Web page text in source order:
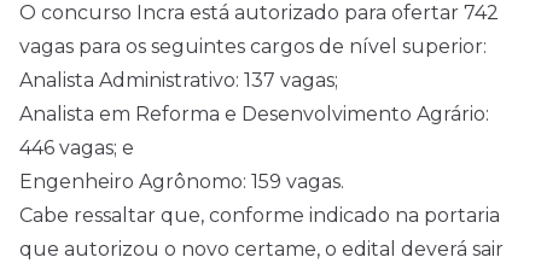
O concurso Incra está autorizado para ofertar 742
vagas para os seguintes cargos de nível superior:
Analista Administrativo: 137 vagas;
Analista em Reforma e Desenvolvimento Agrário:
446 vagas; e
Engenheiro Agrônomo: 159 vagas.
Cabe ressaltar que, conforme indicado na portaria
que autorizou o novo certame, o edital deverá sair